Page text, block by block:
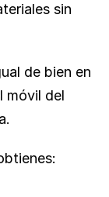
sin
de bien en
móvil del